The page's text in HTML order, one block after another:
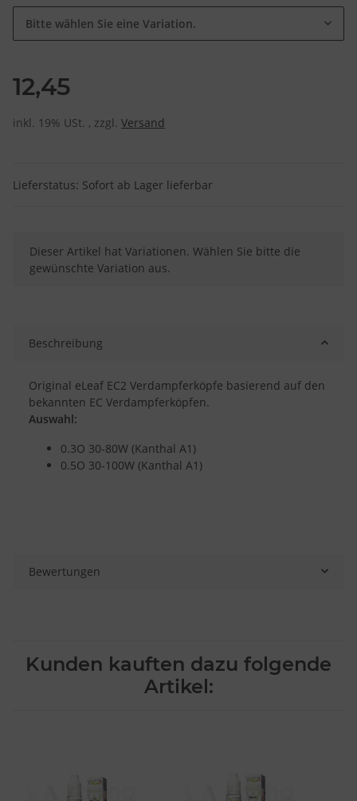
Bitte wählen Sie eine Variation.
12,45
inkl. 19% USt. , zzgl. Versand
Lieferstatus: Sofort ab Lager lieferbar
x
Dieser Artikel hat Variationen. Wählen Sie bitte die
gewünschte Variation aus.
Beschreibung
Original eLeaf EC2 Verdampferköpfe basierend auf den
bekannten EC Verdampferköpfen.
Auswahl:
0.3O 30-80W (Kanthal A1)
0.5O 30-100W (Kanthal A1)
Bewertungen
Kunden kauften dazu folgende
Artikel: